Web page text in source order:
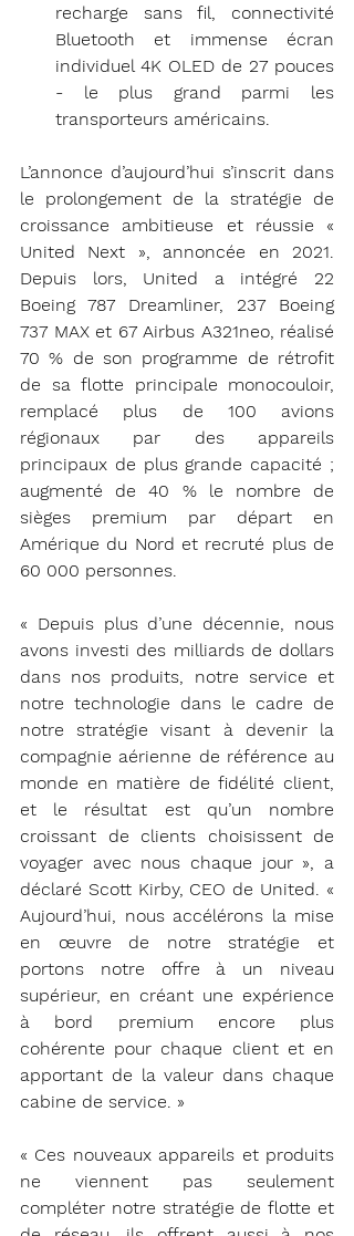
recharge sans fil, connectivité
Bluetooth et immense écran
individuel 4K OLED de 27 pouces
- le plus grand parmi les
transporteurs américains.
L’annonce d’aujourd’hui s’inscrit dans
le prolongement de la stratégie de
croissance ambitieuse et réussie «
United Next », annoncée en 2021.
Depuis lors, United a intégré 22
Boeing 787 Dreamliner, 237 Boeing
737 MAX et 67 Airbus A321neo, réalisé
70 % de son programme de rétrofit
de sa flotte principale monocouloir,
remplacé plus de 100 avions
régionaux par des appareils
principaux de plus grande capacité ;
augmenté de 40 % le nombre de
sièges premium par départ en
Amérique du Nord et recruté plus de
60 000 personnes.
« Depuis plus d’une décennie, nous
avons investi des milliards de dollars
dans nos produits, notre service et
notre technologie dans le cadre de
notre stratégie visant à devenir la
compagnie aérienne de référence au
monde en matière de fidélité client,
et le résultat est qu’un nombre
croissant de clients choisissent de
voyager avec nous chaque jour », a
déclaré Scott Kirby, CEO de United. «
Aujourd’hui, nous accélérons la mise
en œuvre de notre stratégie et
portons notre offre à un niveau
supérieur, en créant une expérience
à bord premium encore plus
cohérente pour chaque client et en
apportant de la valeur dans chaque
cabine de service. »
« Ces nouveaux appareils et produits
ne viennent pas seulement
compléter notre stratégie de flotte et